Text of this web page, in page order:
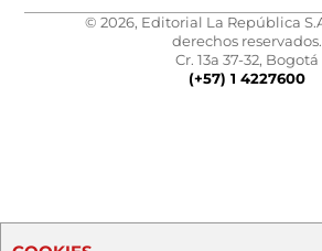
© 2026, Editorial La República
derechos reservados.
Cr. 13a 37-32, Bogotá
(+57) 1 4227600